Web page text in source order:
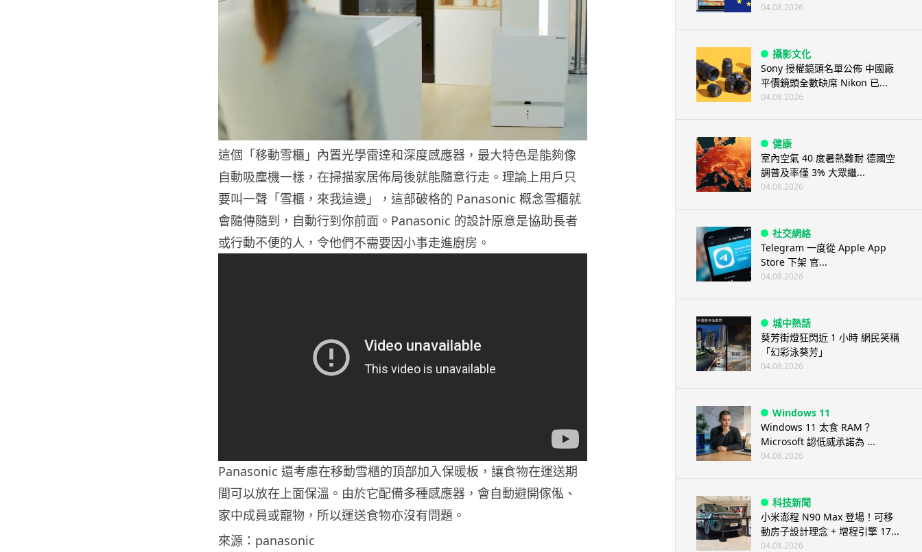
這個「移動雪櫃」內置光學雷達和深度感應器，最大特色是能夠像
自動吸塵機一樣，在掃描家居佈局後就能隨意行走。理論上用戶只
要叫一聲「雪櫃，來我這邊」，這部破格的 Panasonic 概念雪櫃就
會隨傳隨到，自動行到你前面。Panasonic 的設計原意是協助長者
或行動不便的人，令他們不需要因小事走進廚房。
Panasonic 還考慮在移動雪櫃的頂部加入保暖板，讓食物在運送期
間可以放在上面保溫。由於它配備多種感應器，會自動避開傢俬、
家中成員或寵物，所以運送食物亦沒有問題。
來源：panasonic
04.08.2026
攝影文化
Sony 授權鏡頭名單公佈 中國廠
平價鏡頭全數缺席 Nikon 已...
04.08.2026
健康
室內空氣 40 度暑熱難耐 德國空
調普及率僅 3% 大眾繼...
04.08.2026
社交網絡
Telegram 一度從 Apple App
Store 下架 官...
04.08.2026
城中熱話
葵芳街燈狂閃近 1 小時 網民笑稱
「幻彩泳葵芳」
04.08.2026
Windows 11
Windows 11 太食 RAM？
Microsoft 認低威承諾為 ...
04.08.2026
科技新聞
小米澎程 N90 Max 登場！可移
動房子設計理念 + 增程引擎 17...
04.08.2026